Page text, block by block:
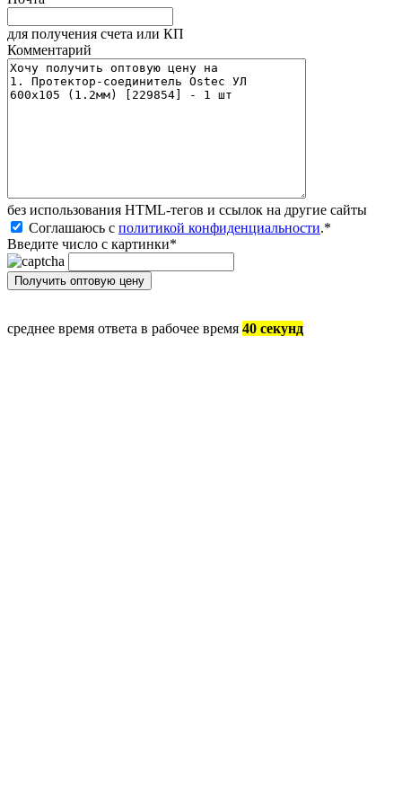
для получения счета или КП
Комментарий
без иcпользования HTML-тегов и ссылок на другие сайты
Соглашаюсь с политикой конфиденциальности.*
Введите число с картинки*
среднее время ответа в рабочее время 40 секунд